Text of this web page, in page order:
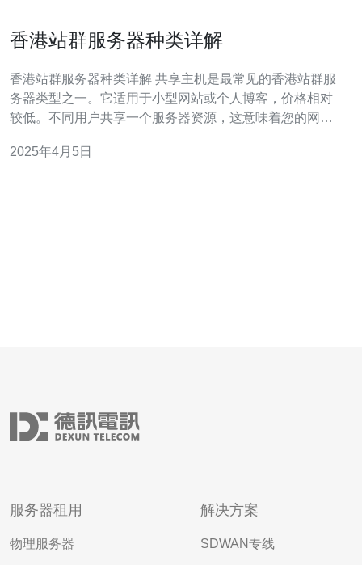
香港站群服务器种类详解
香港站群服务器种类详解 共享主机是最常见的香港站群服
务器类型之一。它适用于小型网站或个人博客，价格相对
较低。不同用户共享一个服务器资源，这意味着您的网站
于刚刚开始建立网站的用户来说，共享主机是一个经济实
2025年4月5日
服务器租用
物理服务器
解决方案
SDWAN专线